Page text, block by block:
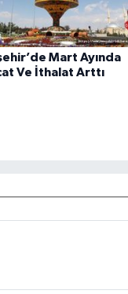
Mart Ayında
Ve İthalat Arttı